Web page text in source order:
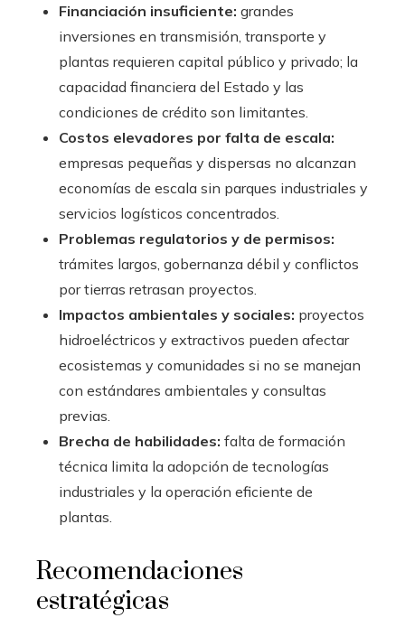
Financiación insuficiente: grandes
inversiones en transmisión, transporte y
plantas requieren capital público y privado; la
capacidad financiera del Estado y las
condiciones de crédito son limitantes.
Costos elevadores por falta de escala:
empresas pequeñas y dispersas no alcanzan
economías de escala sin parques industriales y
servicios logísticos concentrados.
Problemas regulatorios y de permisos:
trámites largos, gobernanza débil y conflictos
por tierras retrasan proyectos.
Impactos ambientales y sociales: proyectos
hidroeléctricos y extractivos pueden afectar
ecosistemas y comunidades si no se manejan
con estándares ambientales y consultas
previas.
Brecha de habilidades: falta de formación
técnica limita la adopción de tecnologías
industriales y la operación eficiente de
plantas.
Recomendaciones
estratégicas